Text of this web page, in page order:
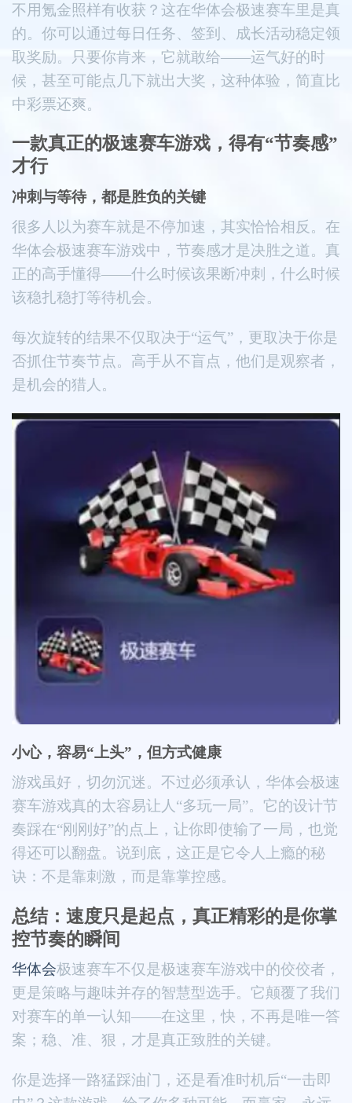
不用氪金照样有收获？这在华体会极速赛车里是真
的。你可以通过每日任务、签到、成长活动稳定领
取奖励。只要你肯来，它就敢给——运气好的时
候，甚至可能点几下就出大奖，这种体验，简直比
中彩票还爽。
一款真正的极速赛车游戏，得有“节奏感”
才行
冲刺与等待，都是胜负的关键
很多人以为赛车就是不停加速，其实恰恰相反。在
华体会极速赛车游戏中，节奏感才是决胜之道。真
正的高手懂得——什么时候该果断冲刺，什么时候
该稳扎稳打等待机会。
每次旋转的结果不仅取决于“运气”，更取决于你是
否抓住节奏节点。高手从不盲点，他们是观察者，
是机会的猎人。
小心，容易“上头”，但方式健康
游戏虽好，切勿沉迷。不过必须承认，华体会极速
赛车游戏真的太容易让人“多玩一局”。它的设计节
奏踩在“刚刚好”的点上，让你即使输了一局，也觉
得还可以翻盘。说到底，这正是它令人上瘾的秘
诀：不是靠刺激，而是靠掌控感。
总结：速度只是起点，真正精彩的是你掌
控节奏的瞬间
华体会极速赛车不仅是极速赛车游戏中的佼佼者，
更是策略与趣味并存的智慧型选手。它颠覆了我们
对赛车的单一认知——在这里，快，不再是唯一答
案；稳、准、狠，才是真正致胜的关键。
你是选择一路猛踩油门，还是看准时机后“一击即